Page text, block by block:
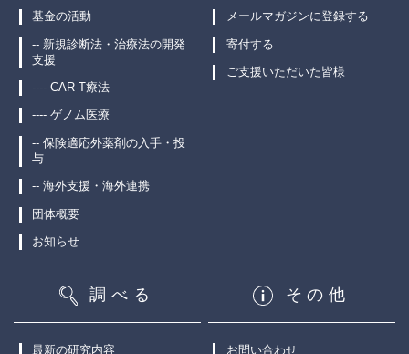
基金の活動
-- 新規診断法・治療法の開発
支援
---- CAR-T療法
---- ゲノム医療
-- 保険適応外薬剤の入手・投
与
-- 海外支援・海外連携
団体概要
お知らせ
メールマガジンに登録する
寄付する
ご支援いただいた皆様
調べる
最新の研究内容
その他
お問い合わせ